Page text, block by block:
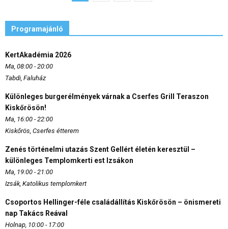
Programajánló
KertAkadémia 2026
Ma, 08:00 - 20:00
Tabdi, Faluház
Különleges burgerélmények várnak a Cserfes Grill Teraszon
Kiskőrösön!
Ma, 16:00 - 22:00
Kiskőrös, Cserfes étterem
Zenés történelmi utazás Szent Gellért életén keresztül –
különleges Templomkerti est Izsákon
Ma, 19:00 - 21:00
Izsák, Katolikus templomkert
Csoportos Hellinger-féle családállítás Kiskőrösön – önismereti
nap Takács Reával
Holnap, 10:00 - 17:00